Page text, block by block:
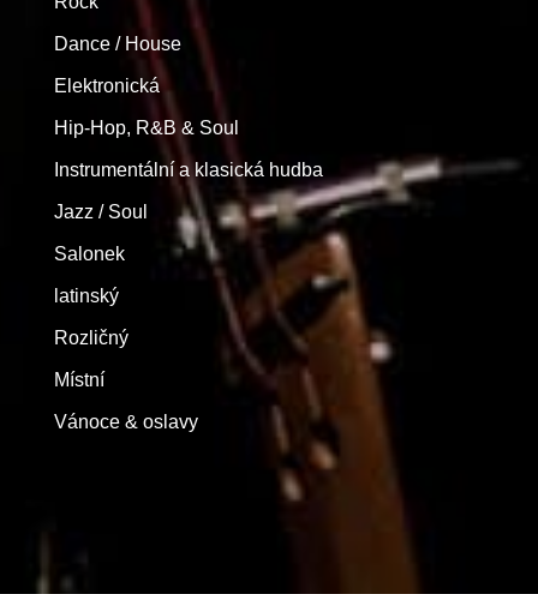
Dance / House
Elektronická
Hip-Hop, R&B & Soul
Instrumentální a klasická hudba
Jazz / Soul
Salonek
latinský
Rozličný
Místní
Vánoce & oslavy